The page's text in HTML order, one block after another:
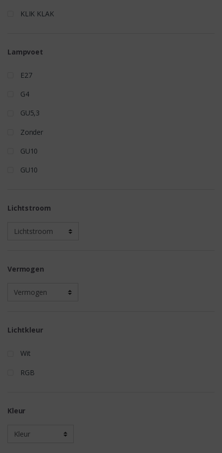
KLIK KLAK
Lampvoet
E27
G4
GU5,3
Zonder
GU10
GU10
Lichtstroom
Vermogen
Lichtkleur
Wit
RGB
Kleur